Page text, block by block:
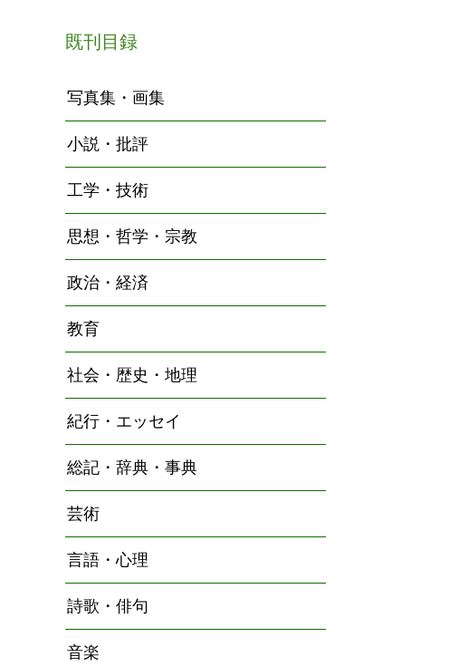
既刊目録
写真集・画集
小説・批評
工学・技術
思想・哲学・宗教
政治・経済
教育
社会・歴史・地理
紀行・エッセイ
総記・辞典・事典
芸術
言語・心理
詩歌・俳句
音楽